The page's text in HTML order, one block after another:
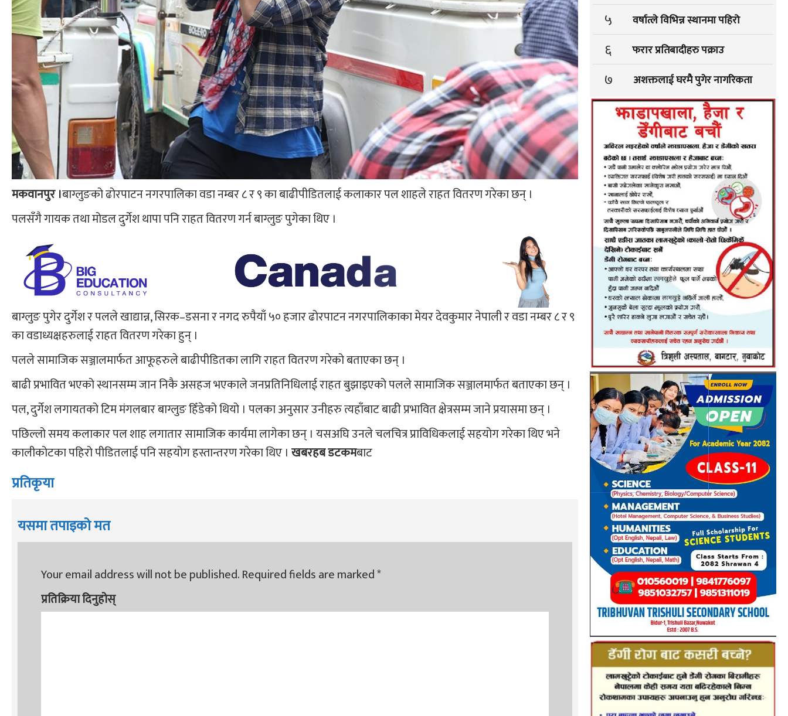
मकवानपुर ।बाग्लुङको ढोरपाटन नगरपालिका वडा नम्बर ८ र ९ का बाढीपीडितलाई कलाकार पल शाहले राहत वितरण गरेका छन् ।
पलसँगै गायक तथा मोडल दुर्गेश थापा पनि राहत वितरण गर्न बाग्लुङ पुगेका थिए ।
बाग्लुङ पुगेर दुर्गेश र पलले खाद्यान्न, सिरक–डसना र नगद रुपैयाँ ५० हजार ढोरपाटन नगरपालिकाका मेयर देवकुमार नेपाली र वडा नम्बर ८ र ९
का वडाध्यक्षहरुलाई राहत वितरण गरेका हुन् ।
पलले सामाजिक सञ्जालमार्फत आफूहरुले बाढीपीडितका लागि राहत वितरण गरेको बताएका छन् ।
बाढी प्रभावित भएको स्थानसम्म जान निकै असहज भएकाले जनप्रतिनिधिलाई राहत बुझाइएको पलले सामाजिक सञ्जालमार्फत बताएका छन् ।
पल, दुर्गेश लगायतको टिम मंगलबार बाग्लुङ हिँडेको थियो । पलका अनुसार उनीहरु त्यहाँबाट बाढी प्रभावित क्षेत्रसम्म जाने प्रयासमा छन् ।
पछिल्लो समय कलाकार पल शाह लगातार सामाजिक कार्यमा लागेका छन् । यसअघि उनले चलचित्र प्राविधिकलाई सहयोग गरेका थिए भने
कालीकोटका पहिरो पीडितलाई पनि सहयोग हस्तान्तरण गरेका थिए । खबरहब डटकमबाट
प्रतिकृया
यसमा तपाइको मत
Your email address will not be published.Required fields are marked*
प्रतिक्रिया दिनुहोस्
५ वर्षात्ले विभिन्न स्थानमा पहिरो
६ फरार प्रतिबादीहरु पक्राउ
७ अशक्तलाई घरमै पुगेर नागरिकता